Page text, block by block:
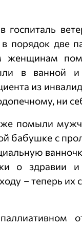
госпиталь
порядок две
в ванной и
из
ни
помыли
бабушке с
о здравии
– теперь их